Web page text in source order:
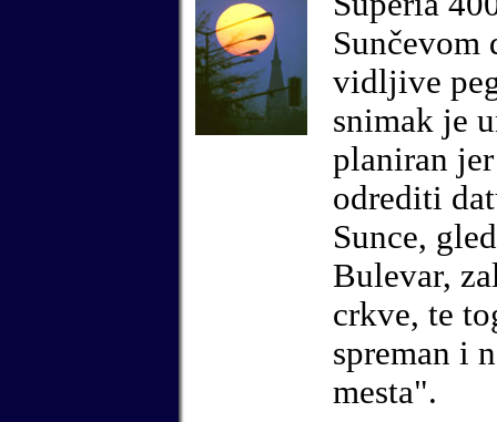
Sunčevom
vidljive
snimak je
planiran
odrediti
Sunce,
Bulevar,
crkve, te
spreman i
mesta".